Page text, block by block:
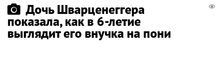
Дочь Шварценеггера
показала, как в 6-летие
выглядит его внучка на пони